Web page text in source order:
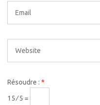
Résoudre : *
15 ⁄ 5 =